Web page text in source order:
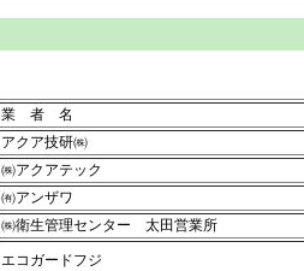
業 者 名
アクア技研㈱
㈱アクアテック
㈲アンザワ
㈱衛生管理センター 太田営業所
エコガードフジ